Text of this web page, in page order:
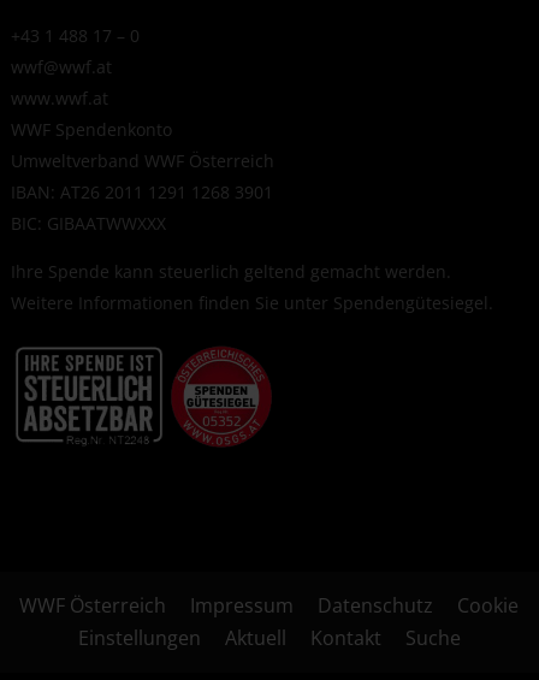
+43 1 488 17 – 0
wwf@wwf.at
www.wwf.at
WWF Spendenkonto
Umweltverband WWF Österreich
IBAN: AT26 2011 1291 1268 3901
BIC: GIBAATWWXXX
Ihre Spende kann steuerlich geltend gemacht werden.
Weitere Informationen finden Sie unter Spendengütesiegel.
WWF Österreich Impressum Datenschutz
Cookie
Einstellungen
Aktuell Kontakt Suche